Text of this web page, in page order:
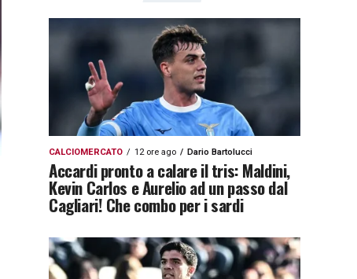
CALCIOMERCATO 12 ore ago Dario Bartolucci
Accardi pronto a calare il tris: Maldini,
Kevin Carlos e Aurelio ad un passo dal
Cagliari! Che combo per i sardi